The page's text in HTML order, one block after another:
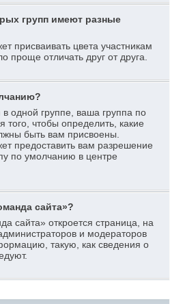
групп имеют разные
присваивать цвета участникам
проще отличать друг от друга.
одной группе, ваша группа по
того, чтобы определить, какие
быть вам присвоены.
предоставить вам разрешение
по умолчанию в центре
сайта»?
сайта» откроется страница, на
и модераторов
такую, как сведения о